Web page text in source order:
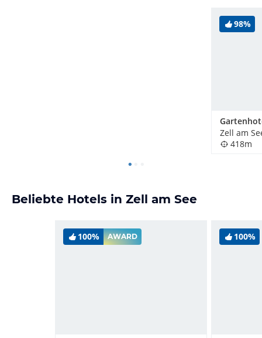
98%
Zell am
418m
Beliebte Hotels in Zell am See
100% AWARD 100%